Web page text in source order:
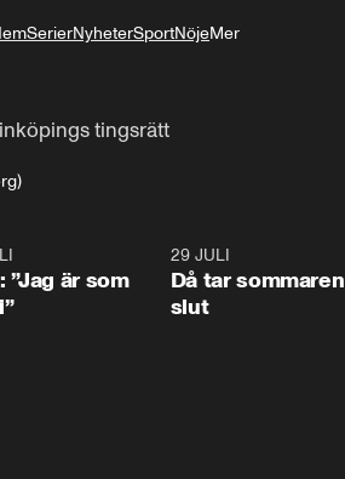
SerierNyheterSportNöjeMer
tingsrätt
”Jag är som
29 JULI
Då tar sommaren
slut